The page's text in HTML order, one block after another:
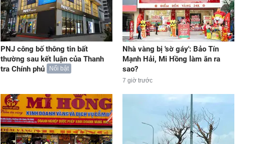
PNJ công bố thông tin bất
thường sau kết luận của Thanh
tra Chính phủ
Nổi bật
Nhà vàng bị 'sờ gáy': Bảo Tín
Mạnh Hải, Mi Hồng làm ăn ra
sao?
7 giờ trước